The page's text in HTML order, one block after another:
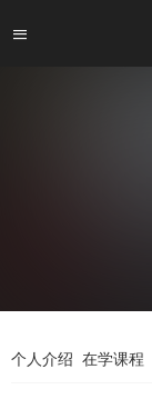
个人介绍 在学课程